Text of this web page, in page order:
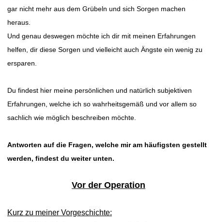
gar nicht mehr aus dem Grübeln und sich Sorgen machen
heraus.
Und genau deswegen möchte ich dir mit meinen Erfahrungen
helfen, dir diese Sorgen und vielleicht auch Ängste ein wenig zu
ersparen.
Du findest hier meine persönlichen und natürlich subjektiven
Erfahrungen, welche ich so wahrheitsgemäß und vor allem so
sachlich wie möglich beschreiben möchte.
Antworten auf die Fragen, welche mir am häufigsten gestellt
werden, findest du weiter unten.
Vor der Operation
Kurz zu meiner Vorgeschichte: